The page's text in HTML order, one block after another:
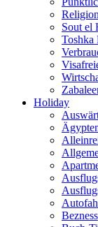
Sout el
Toshka
Holiday
Bezness